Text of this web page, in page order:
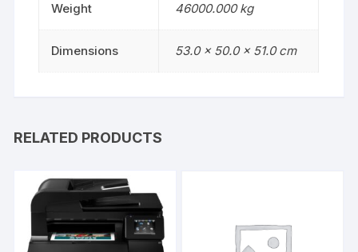
Weight 46000.000 kg
Dimensions 53.0 × 50.0 × 51.0 cm
RELATED PRODUCTS